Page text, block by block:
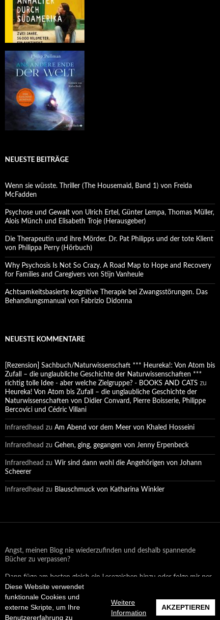
Diese Website verwendet
funktionale Cookies und
externe Skripte, um Ihre
Benutzererfahrung zu
Weitere
Information
AKZEPTIEREN
NEUESTE BEITRÄGE
Wenn sie wüsste. Thriller (The Housemaid, Band 1) von Freida
McFadden
Psychose und Gewalt von Ulrich Ertel, Günter Lempa, Thomas Müller,
Alois Münch und Elisabeth Troje (Herausgeber)
Die Therapeutin und ihre Mörder. Dr. Pat Philipps und der tote Klient
von Philippa Perry (Hörbuch)
Why Psychosis Is Not So Crazy. A Road Map to Hope and Recovery
for Families and Caregivers von Stijn Vanheule
Achtsamkeitsbasierte kognitive Therapie bei Zwangsstörungen. Das
Behandlungsmanual von Fabrizio Didonna
NEUESTE KOMMENTARE
[Rezension] Sachbuch/Naturwissenschaft *** Heureka!: Von Atom bis
Zufall – die unglaubliche Geschichte der Naturwissenschaften ***
richtig tolle Idee - aber welche Zielgruppe? - BOOKS AND CATS zu
Heureka! Von Atom bis Zufall – die unglaubliche Geschichte der
Naturwissenschaften von Didier Convard, Pierre Boisserie, Philippe
Bercovici und Cédric Villani
Infraredhead zu Am Abend vor dem Meer von Khaled Hosseini
Infraredhead zu Gehen, ging, gegangen von Jenny Erpenbeck
Infraredhead zu Wir sind dann wohl die Angehörigen von Johann
Scheerer
Infraredhead zu Blauschmuck von Katharina Winkler
Angst, meinen Blog nie wiederzufinden und deshalb spannende
Bücher zu verpassen?
Dann füge am besten gleich ein Lesezeichen hinzu oder folge mir per
Email oder auf Facebook!